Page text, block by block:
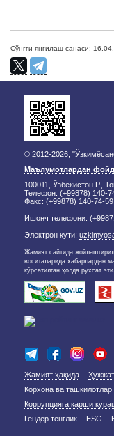
Сўнгги янгилаш санаси:
© 2012-2026,
Маълумотлардан
100011, Ўзбекистон Р.,
Телефон: (+99878) 140-
Факс: (+99878) 140-74-59
Ишонч телефони:
Электрон қути:
Жамият сайтида
воситаларида хабарлардан
кўрсатилган ҳолда рухсат
Жамият ҳақида
Корхона ва ташкилотлар
Коррупцияга қарши
Гендер тенглик
ESG